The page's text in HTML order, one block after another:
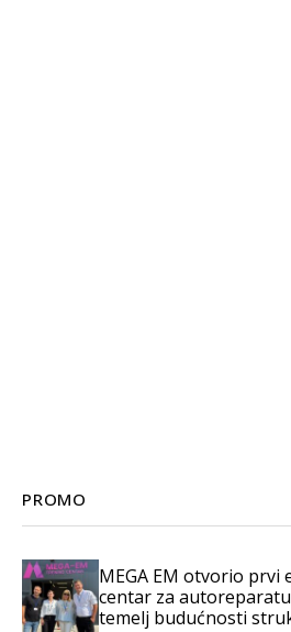
PROMO
MEGA EM otvorio
centar za
temelj budućnosti